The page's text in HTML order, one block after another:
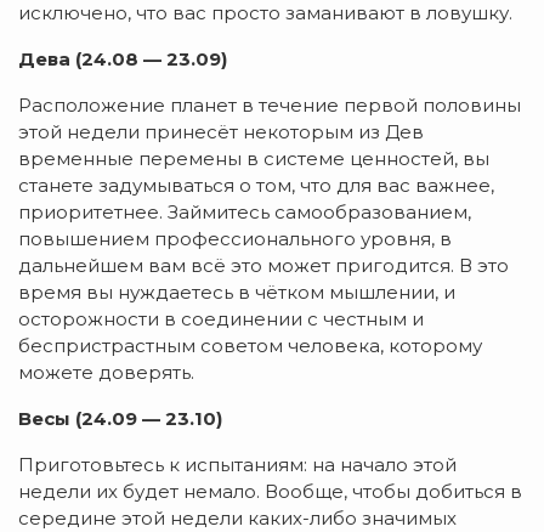
исключено, что вас просто заманивают в ловушку.
Дева (24.08 — 23.09)
Расположение планет в течение первой половины
этой недели принесёт некоторым из Дев
временные перемены в системе ценностей, вы
станете задумываться о том, что для вас важнее,
приоритетнее. Займитесь самообразованием,
повышением профессионального уровня, в
дальнейшем вам всё это может пригодится. В это
время вы нуждаетесь в чётком мышлении, и
осторожности в соединении с честным и
беспристрастным советом человека, которому
можете доверять.
Весы (24.09 — 23.10)
Приготовьтесь к испытаниям: на начало этой
недели их будет немало. Вообще, чтобы добиться в
середине этой недели каких-либо значимых